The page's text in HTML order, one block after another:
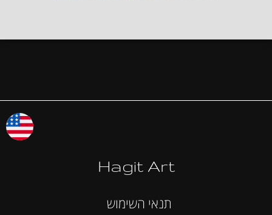
Hagit Art
תנאי השימוש